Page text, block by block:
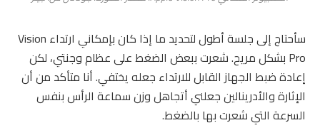
سأحتاج إلى جلسة أطول لتحديد ما إذا كان بإمكاني ارتداء Vision
Pro بشكل مريح. شعرت ببعض الضغط على عظام وجنتي، لكن
إعادة ضبط الجهاز القابل للارتداء جعله يختفي. أنا متأكد من أن
الإثارة والأدرينالين جعلني أتجاهل وزن سماعة الرأس بنفس
السرعة التي شعرت بها بالضغط.